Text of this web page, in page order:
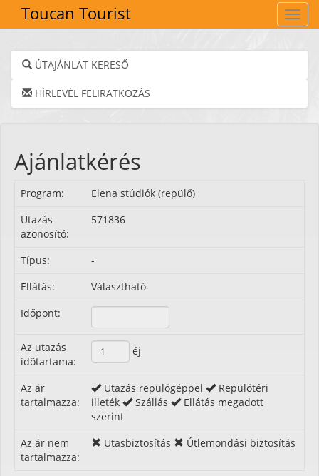
Toucan Tourist
ÚTAJÁNLAT KERESŐ
HÍRLEVÉL FELIRATKOZÁS
Ajánlatkérés
Program:
Elena stúdiók (repülő)
Utazás
azonosító:
571836
Típus:
-
Ellátás:
Választható
Időpont:
Az utazás
időtartama:
éj
Az ár
tartalmazza:
Utazás repülőgéppel
Repülőtéri
illeték
Szállás
Ellátás megadott
szerint
Az ár nem
tartalmazza:
Utasbiztosítás Útlemondási biztosítás